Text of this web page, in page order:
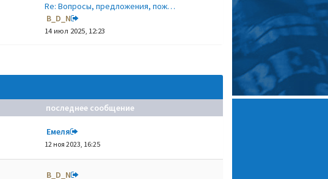
Re: Вопросы, предложения, пож…
B_D_N
14 июл 2025, 12:23
последнее сообщение
Емеля
12 ноя 2023, 16:25
B_D_N